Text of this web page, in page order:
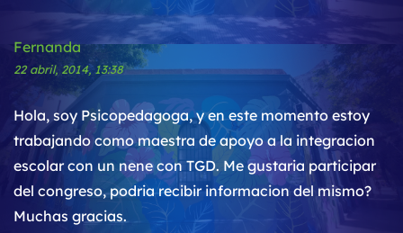
Fernanda
22 abril, 2014, 13:38
Hola, soy Psicopedagoga, y en este momento estoy
trabajando como maestra de apoyo a la integracion
escolar con un nene con TGD. Me gustaria participar
del congreso, podria recibir informacion del mismo?
Muchas gracias.